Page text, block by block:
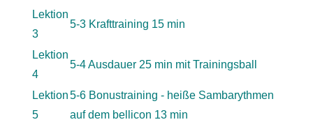
Lektion
3
5-3 Krafttraining 15 min
Lektion
4
5-4 Ausdauer 25 min mit Trainingsball
Lektion
5
5-6 Bonustraining - heiße Sambarythmen
auf dem bellicon 13 min